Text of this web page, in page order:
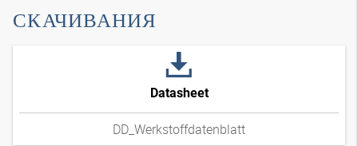
СКАЧИВАНИЯ
Datasheet
DD_Werkstoffdatenblatt